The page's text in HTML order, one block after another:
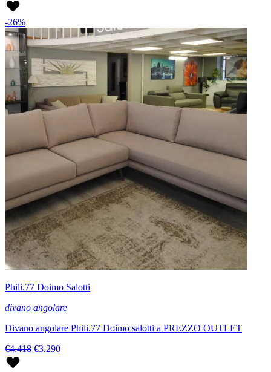
-26%
Phili.77 Doimo Salotti
divano angolare
Divano angolare Phili.77 Doimo salotti a PREZZO OUTLET
€4.418 €3.290